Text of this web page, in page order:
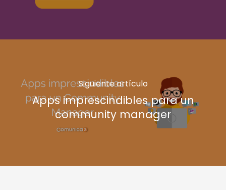
Siguiente artículo
Apps imprescindibles para un
community manager